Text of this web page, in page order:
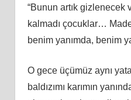
“Bunun artık gizlenecek
kalmadı çocuklar…
benim yanımda, benim
O gece üçümüz aynı
baldızımı karımın